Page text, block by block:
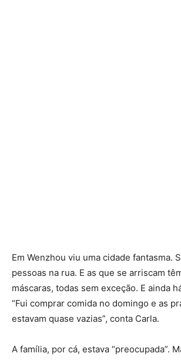
Em Wenzhou viu uma cidade fantasma.
pessoas na rua. E as que se arriscam
máscaras, todas sem exceção. E ainda
“Fui comprar comida no domingo e as
estavam quase vazias”, conta Carla.
A família, por cá, estava “preocupada”.